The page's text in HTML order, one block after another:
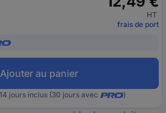
HT
frais de port
Ajouter au panier
jours inclus (30 jours avec )